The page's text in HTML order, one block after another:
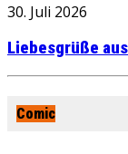
30. Juli 2026
Liebesgrüße
Comic